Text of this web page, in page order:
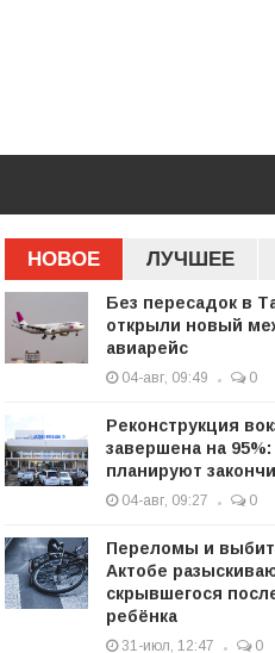
НОВОЕ ЛУЧШЕЕ
Без пересадок в
открыли новый
авиарейс
04-авг, 09:49 0
Реконструкция
завершена на
планируют
04-авг, 09:27 0
Переломы и
Актобе
скрывшегося
ребёнка
31-июл, 12:47 0